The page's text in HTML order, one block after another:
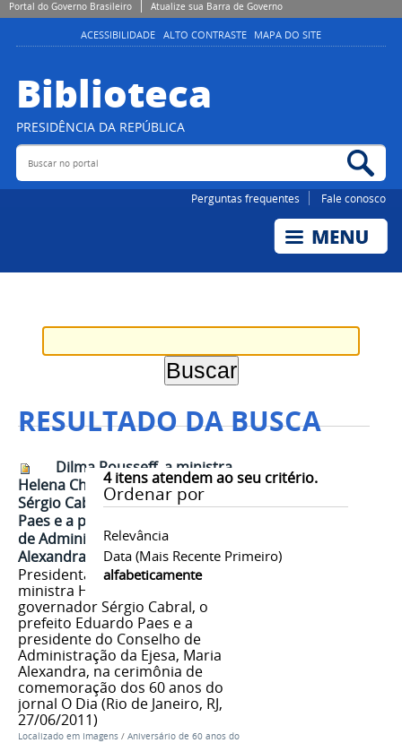
Portal do Governo Brasileiro Atualize sua Barra de Governo
ACESSIBILIDADE ALTO CONTRASTE MAPA DO SITE
Biblioteca
PRESIDÊNCIA DA REPÚBLICA
Buscar no portal
Perguntas frequentes Fale conosco
RESULTADO DA BUSCA
4itens atendem ao seu critério.
Ordenar por
Relevância
Data (mais Recente Primeiro)
alfabeticamente
Dilma Rousseff, a ministra
Helena Chagas, o governador
Sérgio Cabral, o prefeito Eduardo
Paes e a presidente do Conselho
de Administração da Ejesa, Maria
Alexandra 1
Presidenta Dilma Rousseff, a
ministra Helena Chagas, o
governador Sérgio Cabral, o
prefeito Eduardo Paes e a
presidente do Conselho de
Administração da Ejesa, Maria
Alexandra, na cerimônia de
comemoração dos 60 anos do
jornal O Dia (Rio de Janeiro, RJ,
27/06/2011)
Localizado em Imagens / Aniversário de 60 anos do